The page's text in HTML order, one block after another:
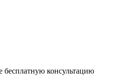
бесплатную консультацию